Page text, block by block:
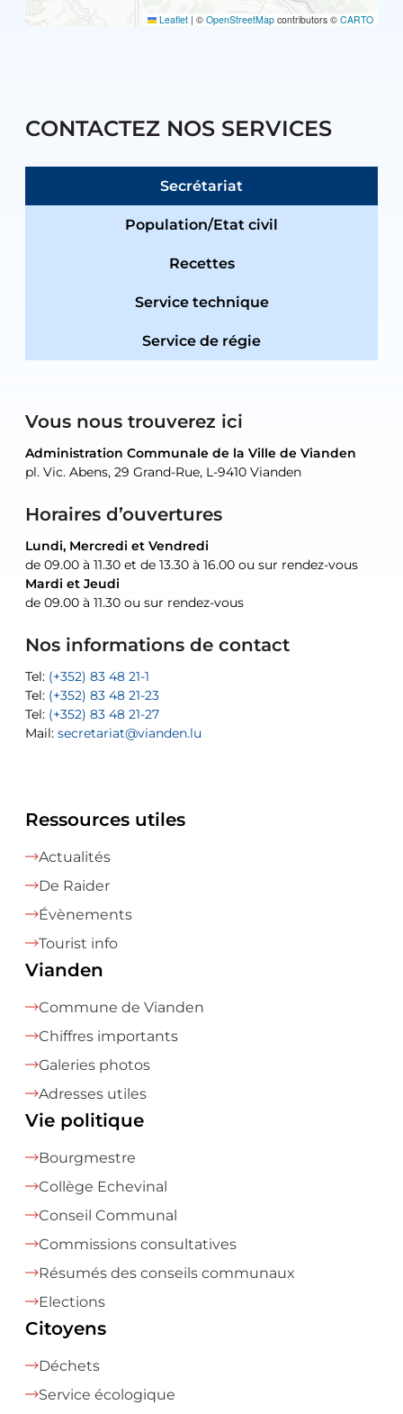
Leaflet | © OpenStreetMap contributors © CARTO
CONTACTEZ NOS SERVICES
Secrétariat
Population/Etat civil
Recettes
Service technique
Service de régie
Vous nous trouverez ici
Administration Communale de la Ville de Vianden
pl. Vic. Abens, 29 Grand-Rue, L-9410 Vianden
Horaires d’ouvertures
Lundi, Mercredi et Vendredi
de 09.00 à 11.30 et de 13.30 à 16.00 ou sur rendez-vous
Mardi et Jeudi
de 09.00 à 11.30 ou sur rendez-vous
Nos informations de contact
Tel: (+352) 83 48 21-1
Tel: (+352) 83 48 21-23
Tel: (+352) 83 48 21-27
Mail: secretariat@vianden.lu
Administration Communale de la Ville de Vianden
pl. Vic. Abens, 29 Grand-Rue, L-9410 Vianden
Lundi, Mercredi et Vendredi
de 09.00 à 11.30 et de 13.30 à 16.00 ou sur rendez-vous
Mardi et Jeudi
de 09.00 à 11.30 ou sur rendez-vous
Tel: (+352) 83 48 21-20
Tel: (+352) 83 48 21-22
Mail:sofia.carvalho@vianden.lu
Mail: diane.storn@vianden.lu
Administration Communale de la Ville de Vianden
pl. Vic. Abens, 29 Grand-Rue, L-9410 Vianden
uniquement sur rendez-vous
Mail:recette@vianden.lu
Administration Communale de la Ville de Vianden
pl. Vic. Abens, 29 Grand-Rue, L-9410 Vianden
uniquement sur rendez-vous
Tel:(+352) 83 48 21-31
Atelier Communal de la Ville de Vianden
30, rue Neugarten, L-9422 Vianden
uniquement sur rendez-vous
Tel:Permanence (Fuite d’eau) : 83 48 21 61
Ressources utiles
Actualités
De Raider
Évènements
Tourist info
Vianden
Commune de Vianden
Chiffres importants
Galeries photos
Adresses utiles
Vie politique
Bourgmestre
Collège Echevinal
Conseil Communal
Commissions consultatives
Résumés des conseils communaux
Elections
Citoyens
Déchets
Service écologique